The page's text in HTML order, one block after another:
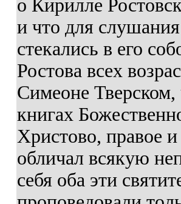
о Кирилле
и что для
стекались в его
Ростова всех
Симеоне Тверском,
книгах
Христово, правое
обличал всякую
себя оба эти